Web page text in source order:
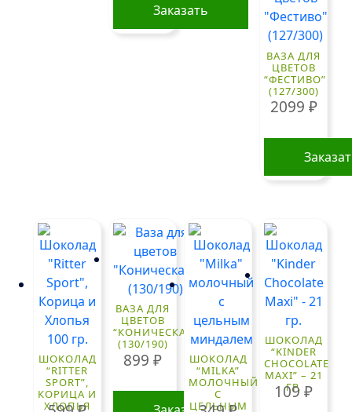
Заказать
ВАЗА ДЛЯ
ЦВЕТОВ
“ФЕСТИВО”
(127/300)
2099 ₽
ШОКОЛАД
“RITTER
SPORT”,
КОРИЦА И
ХЛОПЬЯ
ВАЗА ДЛЯ
ЦВЕТОВ
“КОНИЧЕСКАЯ”
(130/190)
899₽
ШОКОЛАД
“MILKA”
МОЛОЧНЫЙ
С
ЦЕЛЬНЫМ
ШОКОЛАД
“KINDER
CHOCOLATE
MAXI” – 21
ГР.
109₽